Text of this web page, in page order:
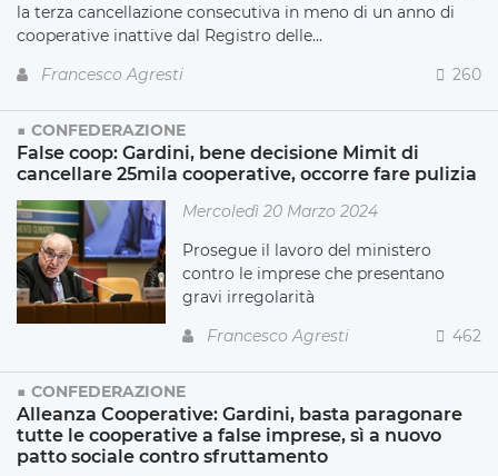
la terza cancellazione consecutiva in meno di un anno di
cooperative inattive dal Registro delle...
Francesco Agresti
260
CONFEDERAZIONE
False coop: Gardini, bene decisione Mimit di
cancellare 25mila cooperative, occorre fare pulizia
Mercoledì 20 Marzo 2024
Prosegue il lavoro del ministero
contro le imprese che presentano
gravi irregolarità
Francesco Agresti
462
CONFEDERAZIONE
Alleanza Cooperative: Gardini, basta paragonare
tutte le cooperative a false imprese, sì a nuovo
patto sociale contro sfruttamento